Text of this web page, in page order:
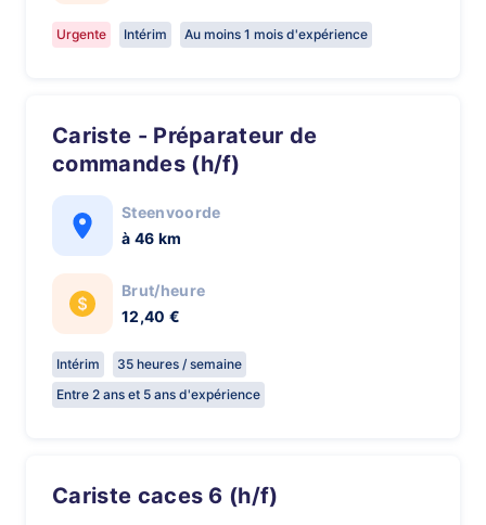
Urgente Intérim Au moins 1 mois d'expérience
Cariste - Préparateur de
commandes (h/f)
Steenvoorde
à 46 km
Brut/heure
12,40 €
Intérim
35 heures / semaine
Entre 2 ans et 5 ans d'expérience
Cariste caces 6 (h/f)